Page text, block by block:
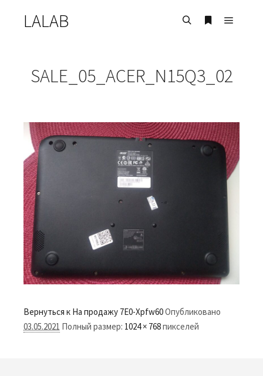
LALAB
SALE_05_ACER_N15Q3_02
Вернуться к На продажу 7E0-Xpfw60Опубликовано
03.05.2021 Полный размер: 1024 × 768пикселей